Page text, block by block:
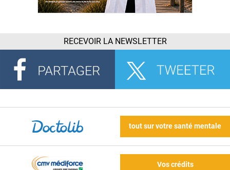
RECEVOIR LA NEWSLETTER
tout sur votre santé mentale
Vos crédits